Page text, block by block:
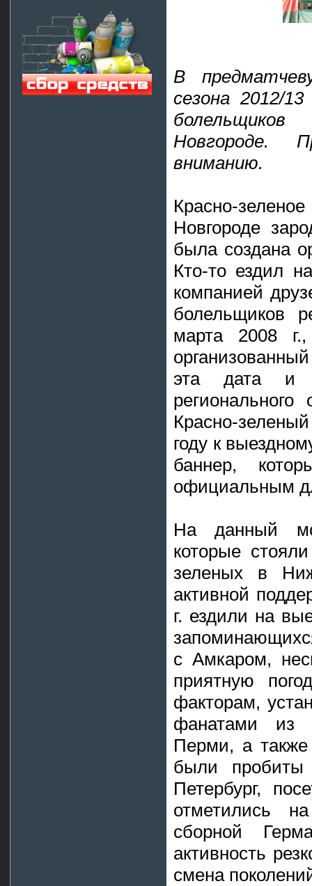
В
сезона 2012/
Новгороде.
вниманию.
Красно-
Новгороде
была создана
Кто-то ездил
компанией
болельщиков
марта 2008
эта дата и
Красно-
году к
баннер,
официальным
На данный
которые
зеленых в
активной
г. ездили на
с Амкаром,
приятную
факторам,
фанатами из
Перми, а
были
Петербург,
отметились
сборной
активность
смена